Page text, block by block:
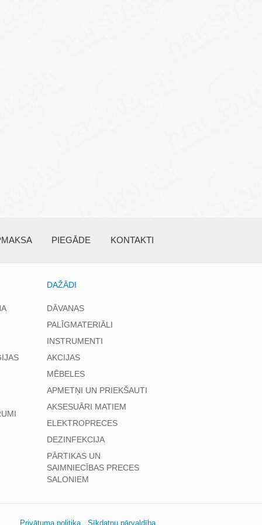
PIEGĀDE KONTAKTI
DAŽĀDI
DĀVANAS
PALĪGMATERIĀLI
INSTRUMENTI
AKCIJAS
MĒBELES
APMETŅI UN PRIEKŠAUTI
AKSESUĀRI MATIEM
ELEKTROPRECES
DEZINFEKCIJA
PĀRTIKAS UN
SAIMNIECĪBAS PRECES
SALONIEM
Privātuma politika Sīkdatņu pārvaldība